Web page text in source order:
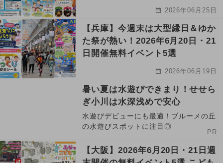
2026年06月25日
【兵庫】今週末は大型縁日＆ゆか
た祭が熱い！2026年6月20日・21
日開催無料イベント5選
2026年06月19日
暑い夏は水遊びできまり！せせら
ぎ小川は水深浅めで安心
水遊びデビューにも最適！ブルーメの丘
の水遊びスポットに注目◎
PR
【大阪】2026年6月20日・21日週